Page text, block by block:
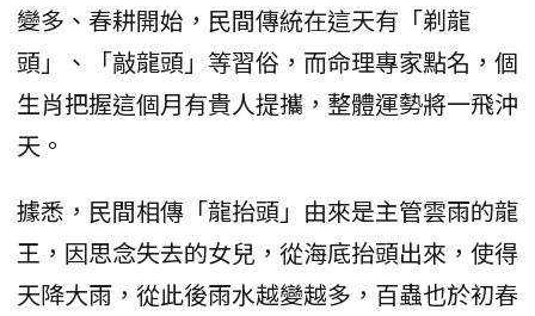
變多、春耕開始，民間傳統在這天有「剃龍
頭」、「敲龍頭」等習俗，而命理專家點名，個
生肖把握這個月有貴人提攜，整體運勢將一飛沖
天。
據悉，民間相傳「龍抬頭」由來是主管雲雨的龍
王，因思念失去的女兒，從海底抬頭出來，使得
天降大雨，從此後雨水越變越多，百蟲也於初春